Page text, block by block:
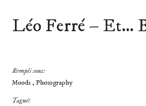
Léo Ferré – Et…
Rempli sous:
Moods Photography
Tagué: